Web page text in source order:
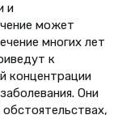
и
может
многих лет
к
концентрации
Они